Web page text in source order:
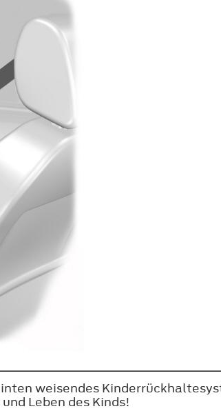
weisendes
Leben des Kinds!